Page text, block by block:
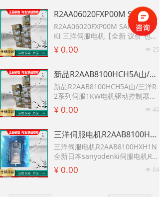
R2AA06020FXP00M SANYODENKI 三洋伺服电机【全新 议价 包邮】R2AA06020FXP11M SANYODENKI 三洋伺服电机【全新 议价 包邮】
R2AA06020FXP00M SANYODEN
KI 三洋伺服电机【全新 议价 包
邮】R2AA06020FXP11M SANYO
DENKI 三洋伺服电机【全新 议价
넶 25
¥ 0.00
新品R2AAB8100HCH5A山/三洋R2系列伺服1KW电机驱动控制器系统 新品SANYO伺服驱动器RS2A05A0KA4山/三洋交/直流伺服控制系统
新品R2AAB8100HCH5A山/三洋R
2系列伺服1KW电机驱动控制器系
统 新品SANYO伺服驱动器RS2A0
5A0KA4山/三洋交/直流伺服控制
넶 46
¥ 0.00
三洋伺服电机R2AAB8100HXH1N全新日本sanyodenki伺服电机R2AA18350LXH00三洋伺服电机可维修
三洋伺服电机R2AAB8100HXH1N
全新日本sanyodenki伺服电机R2
AA18350LXH00三洋伺服电机可维
修
넶 84
¥ 0.00